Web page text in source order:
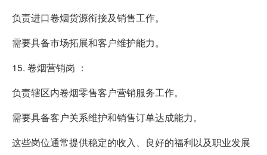
负责进口卷烟货源衔接及销售工作。
需要具备市场拓展和客户维护能力。
15. 卷烟营销岗 ：
负责辖区内卷烟零售客户营销服务工作。
需要具备客户关系维护和销售订单达成能力。
这些岗位通常提供稳定的收入、良好的福利以及职业发展